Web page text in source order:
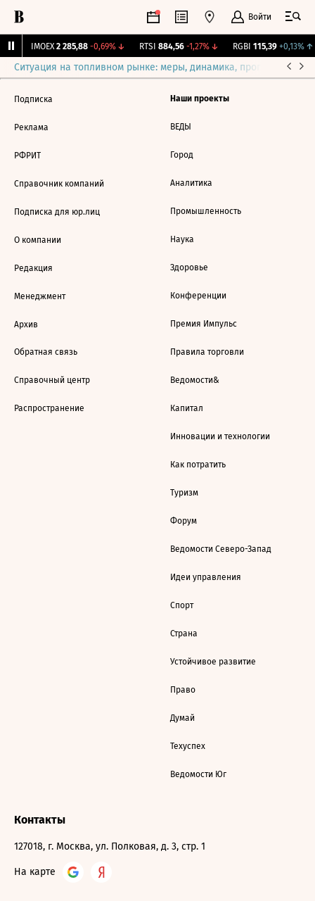
Войти
IMOEX 2 285,88 -0,69%↓ RTSI 884,56 -1,27%↓ RGBI 115,39 +0,13%↑
Ситуация на топливном рынке: меры, динамика, прогнозы
Подписка
Реклама
РФРИТ
Справочник компаний
Подписка для юр.лиц
О компании
Редакция
Менеджмент
Архив
Обратная связь
Справочный центр
Распространение
Наши проекты
ВЕДЫ
Город
Аналитика
Промышленность
Наука
Здоровье
Конференции
Премия Импульс
Правила торговли
Ведомости&
Капитал
Инновации и технологии
Как потратить
Туризм
Форум
Ведомости Северо-Запад
Идеи управления
Спорт
Страна
Устойчивое развитие
Право
Думай
Техуспех
Ведомости Юг
Контакты
127018, г. Москва, ул. Полковая, д. 3, стр. 1
На карте